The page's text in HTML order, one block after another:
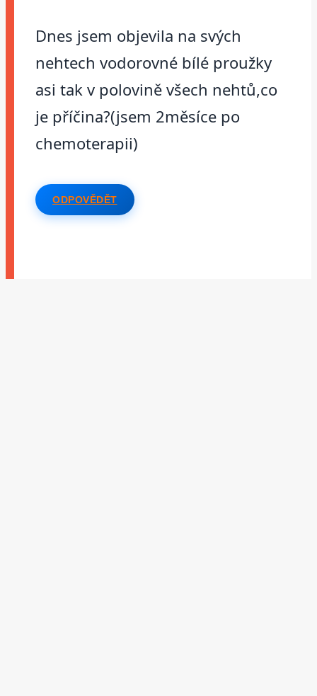
Dnes jsem objevila na svých
nehtech vodorovné bílé proužky
asi tak v polovině všech nehtů,co
je příčina?(jsem 2měsíce po
chemoterapii)
ODPOVĚDĚT